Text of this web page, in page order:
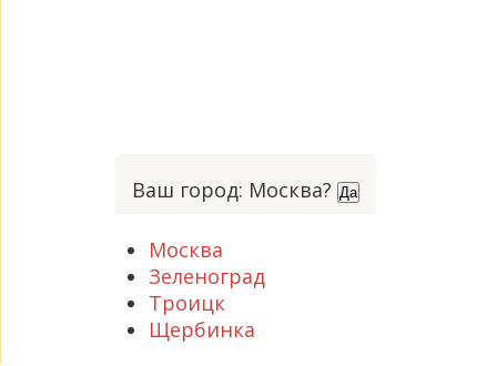
Ваш город: Москва? Да
Москва
Зеленоград
Троицк
Щербинка